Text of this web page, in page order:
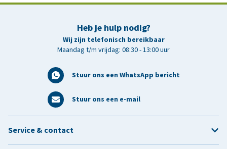
Heb je hulp nodig?
Wij zijn telefonisch bereikbaar
Maandag t/m vrijdag: 08:30 - 13:00 uur
Stuur ons een WhatsApp bericht
Stuur ons een e-mail
Service & contact